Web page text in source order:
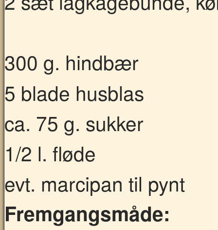
300 g. hindbær
5 blade husblas
ca. 75 g. sukker
1/2 l. fløde
evt. marcipan til pynt
Fremgangsmåde: